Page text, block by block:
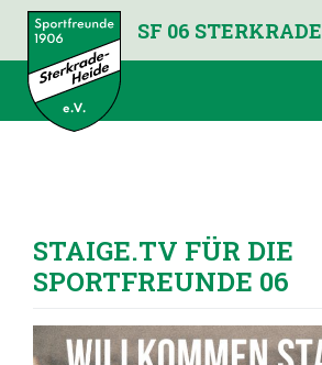
SF 06 STERKRADE
STAIGE.TV FÜR DIE
SPORTFREUNDE 06